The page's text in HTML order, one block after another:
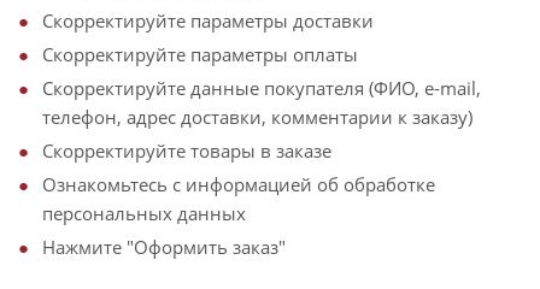
Скорректируйте параметры доставки
Скорректируйте параметры оплаты
Скорректируйте данные покупателя (ФИО, e-mail,
телефон, адрес доставки, комментарии к заказу)
Скорректируйте товары в заказе
Ознакомьтесь с информацией об обработке
персональных данных
Нажмите "Оформить заказ"